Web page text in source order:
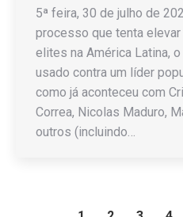
5ª feira, 30 de julho de
processo que tenta
elites na América Latina,
usado contra um líder
como já aconteceu com
Correa, Nicolas Maduro,
outros (incluindo…